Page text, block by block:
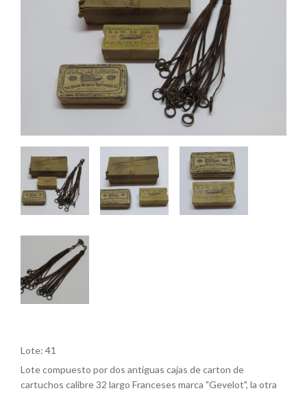
Lote: 41
Lote compuesto por dos antiguas cajas de carton de
cartuchos calibre 32 largo Franceses marca "Gevelot", la otra